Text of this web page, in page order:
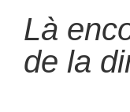
Là
de la